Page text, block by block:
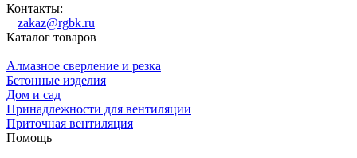
Контакты:
zakaz@rgbk.ru
Каталог товаров
Алмазное сверление и резка
Бетонные изделия
Дом и сад
Принадлежности для вентиляции
Приточная вентиляция
Помощь